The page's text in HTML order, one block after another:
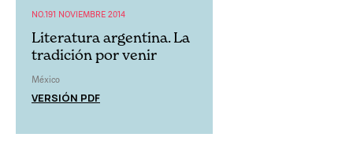
NO.191 NOVIEMBRE 2014
Literatura argentina. La
tradición por venir
México
VERSIÓN PDF